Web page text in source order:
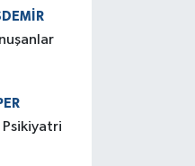
Psikiyatri